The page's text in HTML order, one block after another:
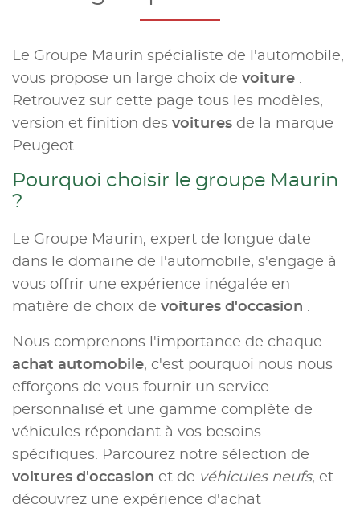
Le Groupe Maurin spécialiste de l'automobile,
vous propose un large choix de voiture .
Retrouvez sur cette page tous les modèles,
version et finition des voitures de la marque
Peugeot.
Pourquoi choisir le groupe Maurin
?
Le Groupe Maurin, expert de longue date
dans le domaine de l'automobile, s'engage à
vous offrir une expérience inégalée en
matière de choix de voitures d'occasion .
Nous comprenons l'importance de chaque
achat automobile, c'est pourquoi nous nous
efforçons de vous fournir un service
personnalisé et une gamme complète de
véhicules répondant à vos besoins
spécifiques. Parcourez notre sélection de
voitures d'occasion et de véhicules neufs, et
découvrez une expérience d'achat